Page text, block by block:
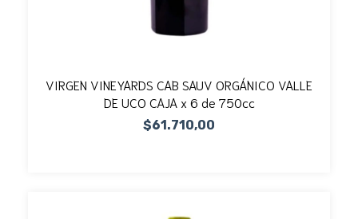
VIRGEN VINEYARDS CAB SAUV ORGÁNICO VALLE
DE UCO CAJA x 6 de 750cc
$61.710,00